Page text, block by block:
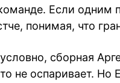
Если одним
понимая, что
сборная
не оспаривает.